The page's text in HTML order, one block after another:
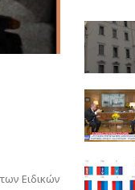
Ειδικών